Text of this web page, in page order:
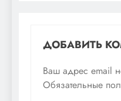
ДОБАВИТЬ
Ваш адрес email
Обязательные